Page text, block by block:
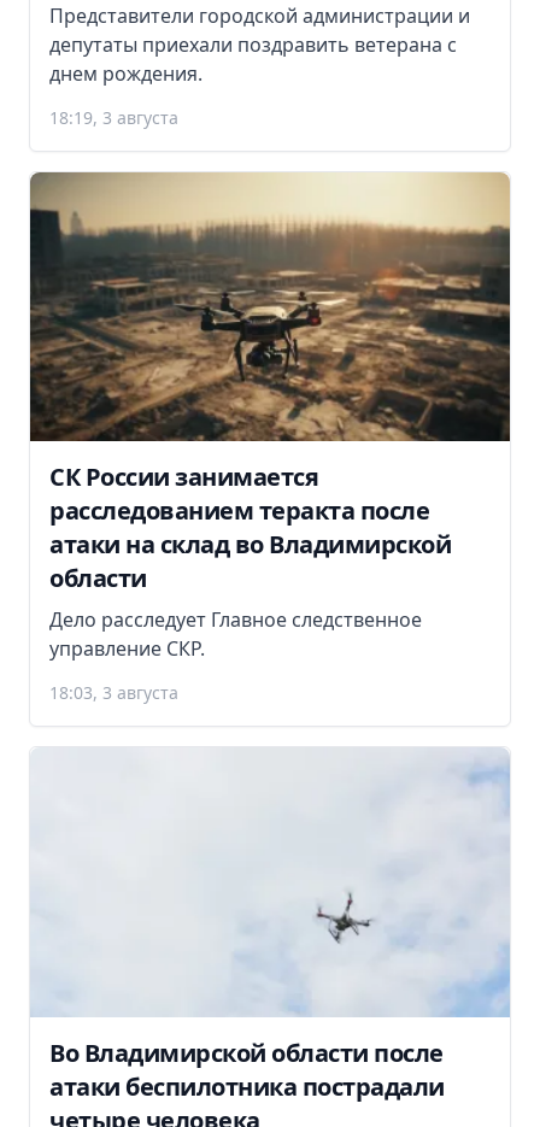
Представители городской администрации и
депутаты приехали поздравить ветерана с
днем рождения.
18:19, 3 августа
СК России занимается
расследованием теракта после
атаки на склад во Владимирской
области
Дело расследует Главное следственное
управление СКР.
18:03, 3 августа
Во Владимирской области после
атаки беспилотника пострадали